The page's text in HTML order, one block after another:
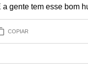
a gente tem esse bom
COPIAR